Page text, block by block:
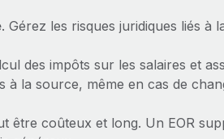
. Gérez les risques juridiques liés à
des impôts sur les salaires et
la source, même en cas de
être coûteux et long. Un EOR